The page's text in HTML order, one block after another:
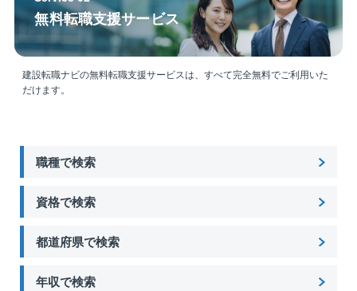
無料転職支援サービス
建設転職ナビの無料転職支援サービスは、すべて完全無料でご利用いた
だけます。
職種で検索
資格で検索
都道府県で検索
年収で検索